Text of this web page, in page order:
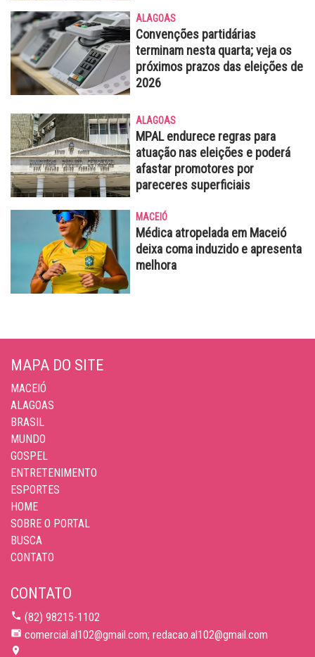
ALAGOAS
Convenções partidárias
terminam nesta quarta; veja os
próximos prazos das eleições de
2026
ALAGOAS
MPAL endurece regras para
atuação nas eleições e poderá
afastar promotores por
pareceres superficiais
MACEIÓ
Médica atropelada em Maceió
deixa coma induzido e apresenta
melhora
MAPA DO SITE
MACEIÓ
ALAGOAS
BRASIL
MUNDO
GOSPEL
ENTRETENIMENTO
ESPORTES
HOME
SOBRE O PORTAL
BUSCA
CONTATO
CONTATO
(82) 98215-1102
comercial.al102@gmail.com; redacao.al102@gmail.com